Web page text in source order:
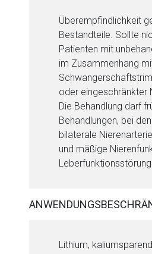
Überempfindlichkeit
Bestandteile. Sollte
Patienten mit
im Zusammenhang
oder eingeschränkter
Die Behandlung darf
Behandlungen, bei
bilaterale
und mäßige
Lithium,